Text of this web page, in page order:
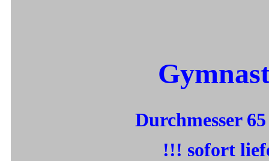
Durchmesser
!!! sofort